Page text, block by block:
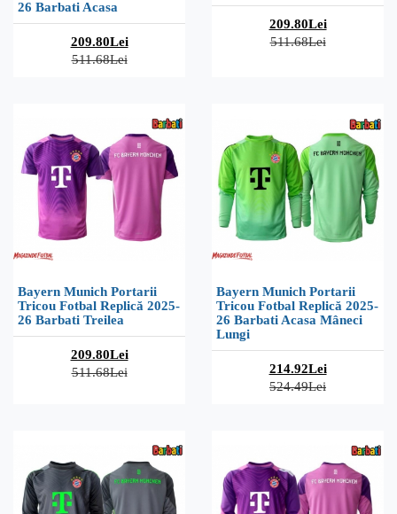
26 Barbati Acasa
209.80Lei
511.68Lei
209.80Lei
511.68Lei
Bayern Munich Portarii
Tricou Fotbal Replică 2025-
26 Barbati Treilea
209.80Lei
511.68Lei
Bayern Munich Portarii
Tricou Fotbal Replică 2025-
26 Barbati Acasa Mâneci
Lungi
214.92Lei
524.49Lei